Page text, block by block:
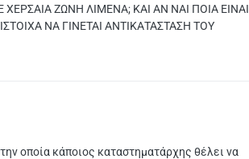
ΖΩΝΗ ΛΙΜΕΝΑ; ΚΑΙ ΑΝ ΝΑΙ ΠΟΙΑ
ΝΑ ΓΙΝΕΤΑΙ ΑΝΤΙΚΑΤΑΣΤΑΣΗ ΤΟΥ
οποία κάποιος καταστηματάρχης θέλει να